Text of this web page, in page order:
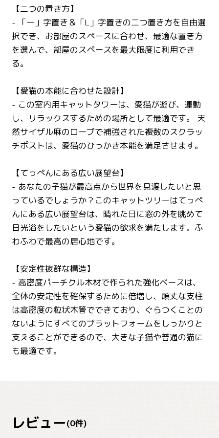
【二つの置き方】
- 「一」字置き＆「L」字置きの二つ置き方を自由選
択でき、お部屋のスペースに合わせ、最適な置き方
を選んで、部屋のスペースを最大限度に利用でき
る。
【愛猫の本能に合わせた設計】
- この室内用キャットタワーは、愛猫が遊び、運動
し、リラックスするための場所として最適です。 天
然サイザル麻のロープで補強された複数のスクラッ
チポストは、愛猫のひっかき本能を満足させます。
【てっぺんにある広い展望台】
- あなたの子猫が最高点から世界を見渡したいと思
っているでしょうか？このキャットツリーはてっぺ
んにある広い展望台は、晴れた日に窓の外を眺めて
日光浴をしたいという愛猫の欲求を満たします。ふ
わふわで最高の居心地です。
【安定性抜群な構造】
- 高密度パーチクル木材で作られた強化ベースは、
全体の安定性を確保するために倍増し、頑丈な支柱
は高密度の粒状木管でできており、ぐらつくことの
ないようにすべてのプラットフォームをしっかりと
支えることができるので、大きな子猫や普通の猫に
も最適です。
レビュー(0件)